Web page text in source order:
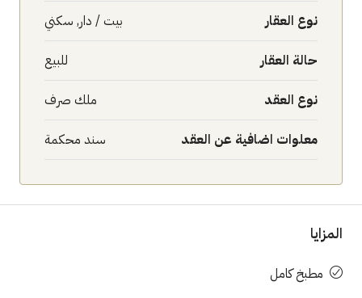
نوع العقار بيت / دار, سكني
حالة العقار للبيع
نوع العقد ملك صرف
معلوات اضافية عن العقد سند محكمة
المزايا
مطبخ كامل